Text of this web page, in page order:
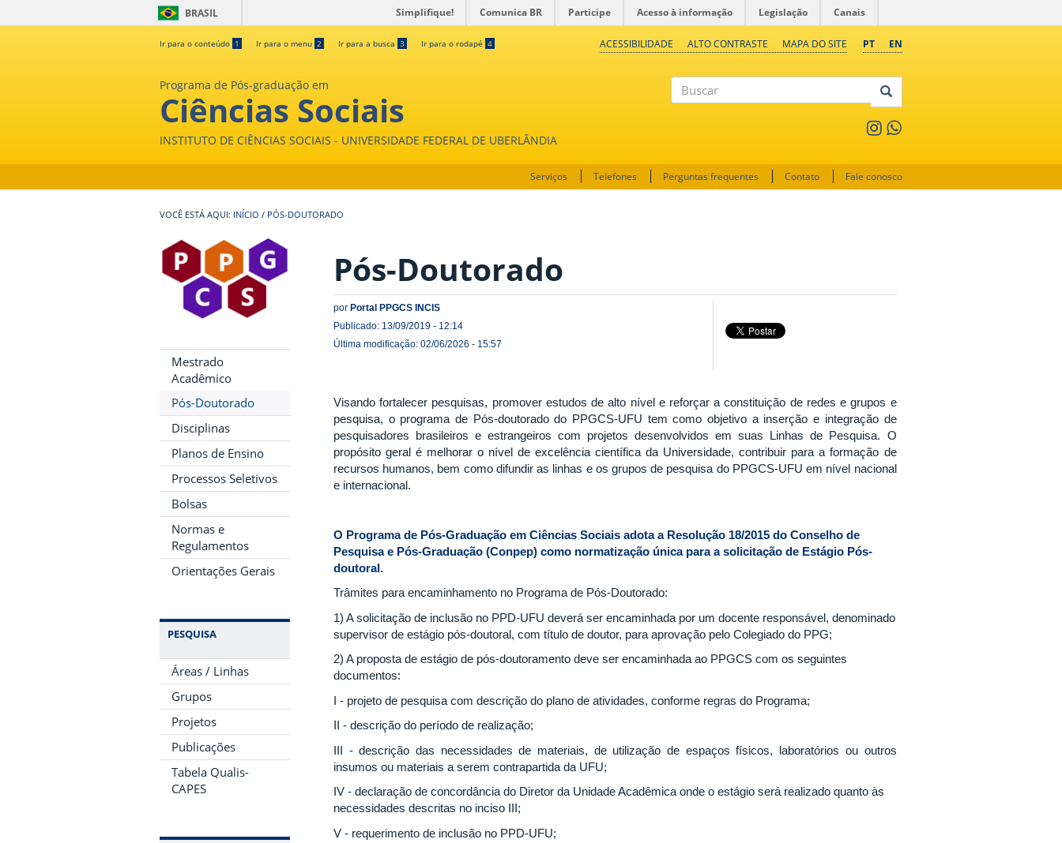
BRASIL Simplifique! Comunica BR Participe Acesso à informação Legislação Canais
Ir para o conteúdo 1 Ir para o menu 2 Ir para a busca 3 Ir para o rodapé 4 PT EN
ACESSIBILIDADE ALTO CONTRASTE MAPA DO SITE
Programa de Pós-graduação em
Ciências Sociais
INSTITUTO DE CIÊNCIAS SOCIAIS - UNIVERSIDADE FEDERAL DE UBERLÂNDIA
Serviços Telefones Perguntas frequentes Contato Fale conosco
INÍCIO / PÓS-DOUTORADO
Mestrado
Acadêmico
Pós-Doutorado
Disciplinas
Planos de Ensino
Processos Seletivos
Bolsas
Normas e
Regulamentos
Orientações Gerais
PESQUISA
Áreas / Linhas
Grupos
Projetos
Publicações
Tabela Qualis-
CAPES
Pós-Doutorado
por Portal PPGCS INCIS
Publicado: 13/09/2019 - 12:14
Última modificação: 02/06/2026 - 15:57
Visando fortalecer pesquisas, promover estudos de alto nível e reforçar a constituição de redes e grupos e
pesquisa, o programa de Pós-doutorado do PPGCS-UFU tem como objetivo a inserção e integração de
pesquisadores brasileiros e estrangeiros com projetos desenvolvidos em suas Linhas de Pesquisa. O
propósito geral é melhorar o nível de excelência científica da Universidade, contribuir para a formação de
recursos humanos, bem como difundir as linhas e os grupos de pesquisa do PPGCS-UFU em nível nacional
e internacional.
O Programa de Pós-Graduação em Ciências Sociais adota a Resolução 18/2015 do Conselho de
Pesquisa e Pós-Graduação (Conpep) como normatização única para a solicitação de Estágio Pós-
doutoral.
Trâmites para encaminhamento no Programa de Pós-Doutorado:
1) A solicitação de inclusão no PPD-UFU deverá ser encaminhada por um docente responsável, denominado
supervisor de estágio pós-doutoral, com título de doutor, para aprovação pelo Colegiado do PPG;
2) A proposta de estágio de pós-doutoramento deve ser encaminhada ao PPGCS com os seguintes
documentos:
I - projeto de pesquisa com descrição do plano de atividades, conforme regras do Programa;
II - descrição do período de realização;
III - descrição das necessidades de materiais, de utilização de espaços físicos, laboratórios ou outros
insumos ou materiais a serem contrapartida da UFU;
IV - declaração de concordância do Diretor da Unidade Acadêmica onde o estágio será realizado quanto às
necessidades descritas no inciso III;
V - requerimento de inclusão no PPD-UFU;